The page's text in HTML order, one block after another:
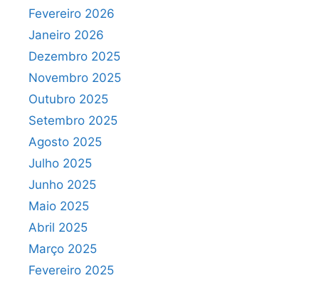
Fevereiro 2026
Janeiro 2026
Dezembro 2025
Novembro 2025
Outubro 2025
Setembro 2025
Agosto 2025
Julho 2025
Junho 2025
Maio 2025
Abril 2025
Março 2025
Fevereiro 2025